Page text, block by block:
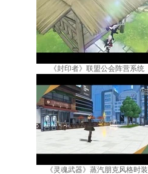
《封印者》联盟公会阵营系统
《灵魂武器》蒸汽朋克风格时装